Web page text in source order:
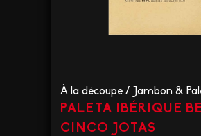
À la découpe / Jambon &
PALETA IBÉRIQUE
CINCO JOTAS